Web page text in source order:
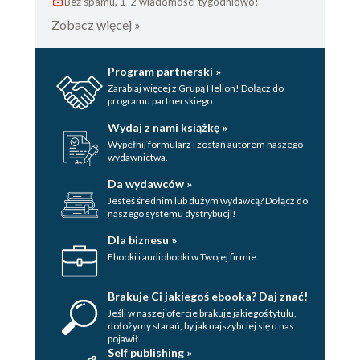
Śmietankowy krem budyniowy z wanilią i owocami
Pyzy ziemniaczane faszerowane bobem
Spaghetti z buraczanym pesto
Sałatka arbuzowo-ogórkowa z parmezanem z orzechów
laskowych
Pieczona młoda marchew na zielonym hummusie z natką z
Ratatuj zapiekany z porzeczkami
Zupa wiśniowa z kluseczkami
Pikantny kociołek pomidorowy z ziemniakami i ciecierzycą
Jesień
Jaglane kitchari ze smażonymi kurkami
Grzybowy strogonow
Boczniaki w musztardzie z koperkiem
Grzanki z fromage słonecznikowym i świeżymi figami
Rigatoni z sosem z fenkuła i leśnych grzybów
Kremowe risotto z dynią i śmietanką z nerkowców
Zobacz więcej »
Program partnerski »
Zarabiaj więcej z Grupą Helion! Dołącz do
programu partnerskiego.
Wydaj z nami książkę »
Wypełnij formularz i zostań autorem naszego
wydawnictwa.
Da wydawców »
Jesteś średnim lub dużym wydawcą? Dołącz do
naszego systemu dystrybucji!
Dla biznesu »
Ebooki i audiobooki w Twojej firmie.
Brakuje Ci jakiegoś ebooka? Daj znać!
Jeśli w naszej ofercie brakuje jakiegoś tytulu,
dołożymy starań, by jak najszybciej się u nas
pojawił.
Self publishing »